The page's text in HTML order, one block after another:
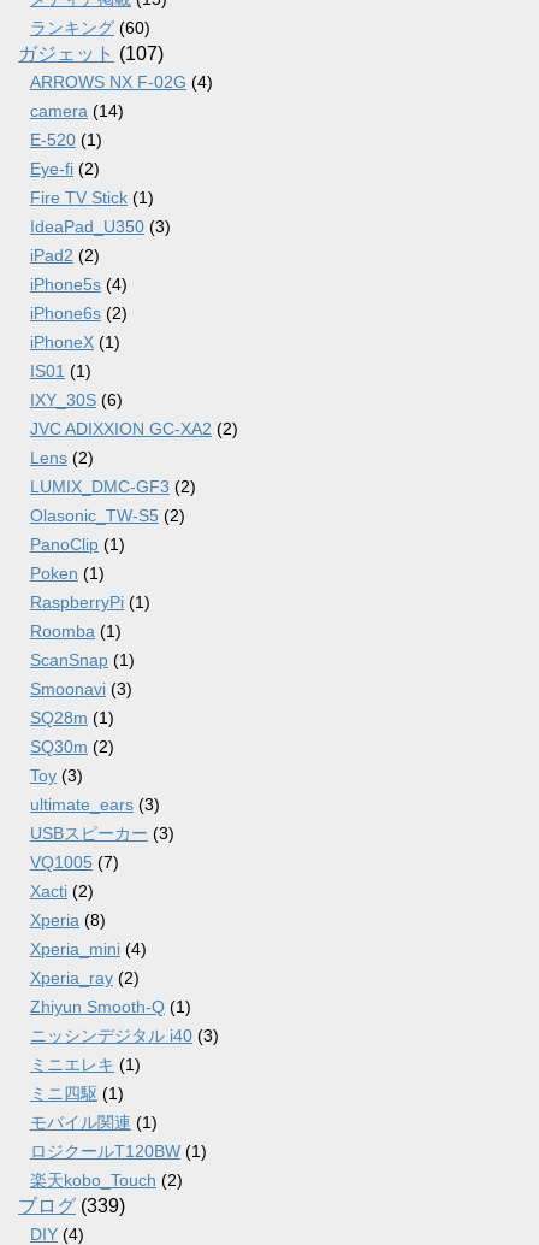
ランキング (60)
ガジェット (107)
ARROWS NX F-02G (4)
camera (14)
E-520 (1)
Eye-fi (2)
Fire TV Stick (1)
IdeaPad_U350 (3)
iPad2 (2)
iPhone5s (4)
iPhone6s (2)
iPhoneX (1)
IS01 (1)
IXY_30S (6)
JVC ADIXXION GC-XA2 (2)
Lens (2)
LUMIX_DMC-GF3 (2)
Olasonic_TW-S5 (2)
PanoClip (1)
Poken (1)
RaspberryPi (1)
Roomba (1)
ScanSnap (1)
Smoonavi (3)
SQ28m (1)
SQ30m (2)
Toy (3)
ultimate_ears (3)
USBスピーカー (3)
VQ1005 (7)
Xacti (2)
Xperia (8)
Xperia_mini (4)
Xperia_ray (2)
Zhiyun Smooth-Q (1)
ニッシンデジタル i40 (3)
ミニエレキ (1)
ミニ四駆 (1)
モバイル関連 (1)
ロジクールT120BW (1)
楽天kobo_Touch (2)
ブログ (339)
DIY (4)